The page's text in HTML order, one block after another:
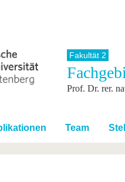
Studium
Studienangebot
Im Studium
Nach dem Studium
Fakultät 2
Prof. Dr. rer.
Team